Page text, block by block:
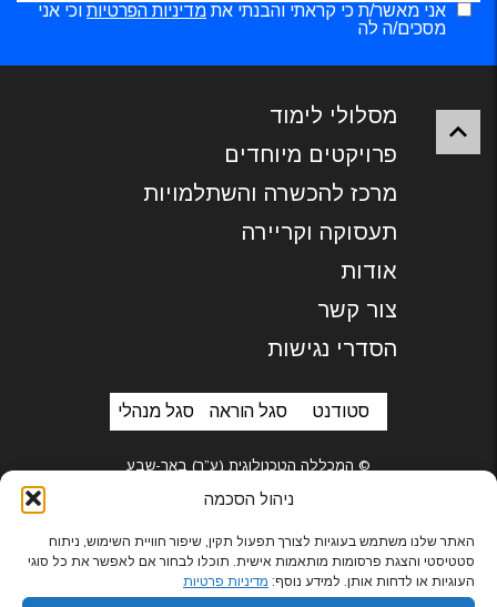
ניהול הסכמה
האתר שלנו משתמש בעוגיות לצורך תפעול תקין, שיפור חוויית השימוש, ניתוח
סטטיסטי והצגת פרסומות מותאמות אישית. תוכלו לבחור אם לאפשר את כל סוגי
העוגיות או לדחות אותן. למידע נוסף: מדיניות פרטיות
אני מאשר/ת כי קראתי והבנתי את מדיניות הפרטיות וכי אני
מסכים/ה לה
מסלולי לימוד
פרויקטים מיוחדים
מרכז להכשרה והשתלמויות
תעסוקה וקריירה
אודות
צור קשר
הסדרי נגישות
סטודנט סגל הוראה סגל מנהלי
© המכללה הטכנולוגית (ע”ר) באר-שבע
בניית אתרים